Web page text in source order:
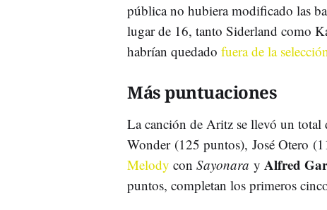
pública no hubiera modificado las
lugar de 16, tanto Siderland como
habrían quedado fuera de la selección
Más puntuaciones
La canción de Aritz se llevó un total
Wonder (125 puntos), José Otero
Melody con Sayonara y Alfred
puntos, completan los primeros